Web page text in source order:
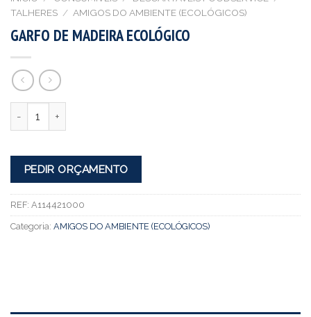
TALHERES / AMIGOS DO AMBIENTE (ECOLÓGICOS)
GARFO DE MADEIRA ECOLÓGICO
PEDIR ORÇAMENTO
REF: A114421000
Categoria: AMIGOS DO AMBIENTE (ECOLÓGICOS)